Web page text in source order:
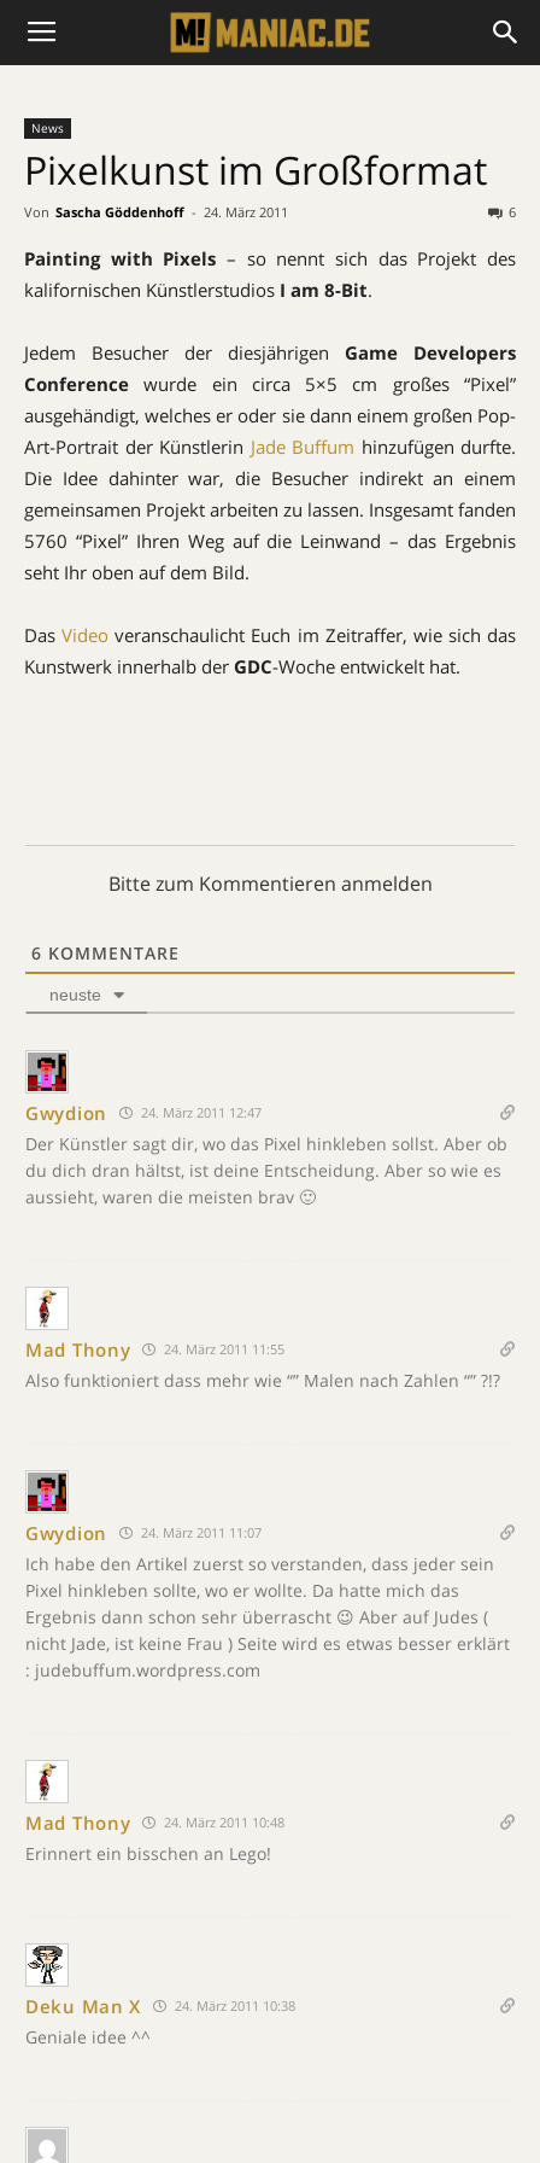
News
Pixelkunst im Großformat
Von Sascha Göddenhoff - 24. März 2011 6
Painting with Pixels – so nennt sich das Projekt des
kalifornischen Künstlerstudios I am 8-Bit.
Jedem Besucher der diesjährigen Game Developers
Conference wurde ein circa 5×5 cm großes “Pixel”
ausgehändigt, welches er oder sie dann einem großen Pop-
Art-Portrait der Künstlerin Jade Buffum hinzufügen durfte.
Die Idee dahinter war, die Besucher indirekt an einem
gemeinsamen Projekt arbeiten zu lassen. Insgesamt fanden
5760 “Pixel” Ihren Weg auf die Leinwand – das Ergebnis
seht Ihr oben auf dem Bild.
DasVideo veranschaulicht Euch im Zeitraffer, wie sich das
Kunstwerk innerhalb der GDC-Woche entwickelt hat.
Bitte zum Kommentieren anmelden
6 KOMMENTARE
neuste
Gwydion 24. März 2011 12:47
Der Künstler sagt dir, wo das Pixel hinkleben sollst. Aber ob
du dich dran hältst, ist deine Entscheidung. Aber so wie es
aussieht, waren die meisten brav 🙂
Mad Thony 24. März 2011 11:55
Also funktioniert dass mehr wie “” Malen nach Zahlen “” ?!?
Gwydion 24. März 2011 11:07
Ich habe den Artikel zuerst so verstanden, dass jeder sein
Pixel hinkleben sollte, wo er wollte. Da hatte mich das
Ergebnis dann schon sehr überrascht 😉 Aber auf Judes (
nicht Jade, ist keine Frau ) Seite wird es etwas besser erklärt
: judebuffum.wordpress.com
Mad Thony 24. März 2011 10:48
Erinnert ein bisschen an Lego!
Deku Man X 24. März 2011 10:38
Geniale idee ^^